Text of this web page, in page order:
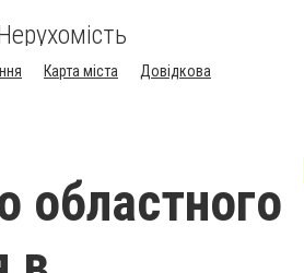
Карта міста Довідкова
областного